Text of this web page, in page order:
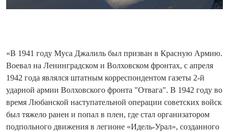
«В 1941 году Муса Джалиль был призван в Красную Армию.
Воевал на Ленинградском и Волховском фронтах, с апреля
1942 года являлся штатным корреспондентом газеты 2-й
ударной армии Волховского фронта "Отвага". В 1942 году во
время Любанской наступательной операции советских войск
был тяжело ранен и попал в плен, где стал организатором
подпольного движения в легионе «Идель-Урал», созданного